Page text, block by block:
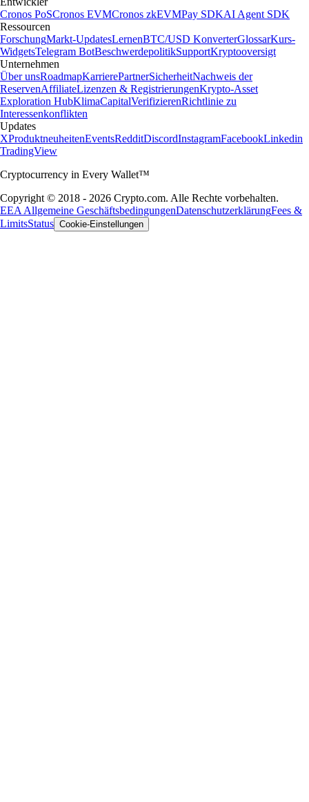
Cronos PoSCronos EVMCronos zkEVMPay SDKAI Agent SDK
Ressourcen
ForschungMarkt-UpdatesLernenBTC/USD KonverterGlossarKurs-
WidgetsTelegram BotBeschwerdepolitikSupportKryptooversigt
Unternehmen
Über unsRoadmapKarrierePartnerSicherheitNachweis der
ReservenAffiliateLizenzen & RegistrierungenKrypto-Asset
Exploration HubKlimaCapitalVerifizierenRichtlinie zu
Interessenkonflikten
Updates
XProduktneuheitenEventsRedditDiscordInstagramFacebookLinkedin
TradingView
Cryptocurrency in Every Wallet™
Copyright © 2018 - 2026 Crypto.com. Alle Rechte vorbehalten.
EEA Allgemeine GeschäftsbedingungenDatenschutzerklärungFees &
LimitsStatus Cookie-Einstellungen